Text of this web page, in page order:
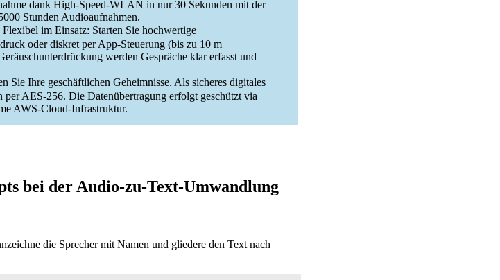
dank High-Speed-WLAN in nur 30 Sekunden mit der
Stunden Audioaufnahmen.
im Einsatz: Starten Sie hochwertige
oder diskret per App-Steuerung (bis zu 10 m
werden Gespräche klar erfasst und
Sie Ihre geschäftlichen Geheimnisse. Als sicheres digitales
AES-256. Die Datenübertragung erfolgt geschützt via
AWS-Cloud-Infrastruktur.
bei der Audio-zu-Text-Umwandlung
die Sprecher mit Namen und gliedere den Text nach